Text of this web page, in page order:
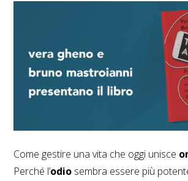
Come gestire una vita che oggi unisce
Perché l’odio sembra essere più